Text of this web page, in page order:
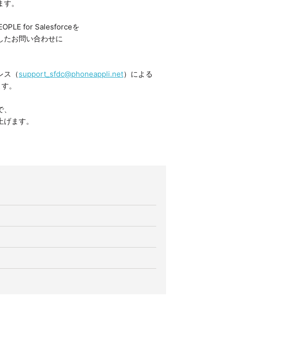
。
for Salesforceを
たお問い合わせに
ス（support_sfdc@phoneappli.net）による
。
ます。